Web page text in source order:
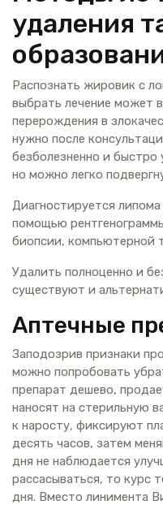
удаления
Распознать жировик с
выбрать лечение может
перерождения в
нужно после
безболезненно и быстро
но можно легко
Диагностируется
помощью
биопсии, компьютерной
Удалить полноценно и
существуют и
Аптечные
Заподозрив признаки
можно попробовать
препарат дешево,
наносят на стерильную
к наросту, фиксируют
десять часов, затем
дня не наблюдается
рассасываться, то курс
дня. Вместо линимента